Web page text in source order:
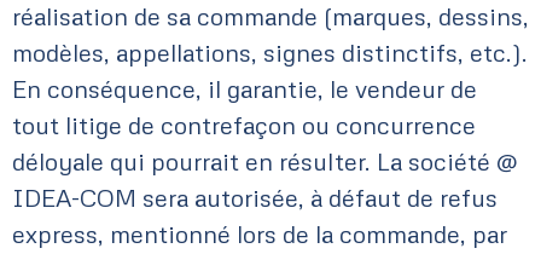
réalisation de sa commande (marques, dessins,
modèles, appellations, signes distinctifs, etc.).
En conséquence, il garantie, le vendeur de
tout litige de contrefaçon ou concurrence
déloyale qui pourrait en résulter. La société @
IDEA-COM sera autorisée, à défaut de refus
express, mentionné lors de la commande, par